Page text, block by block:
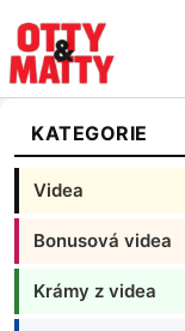
KATEGORIE
Videa
Bonusová videa
Krámy z videa